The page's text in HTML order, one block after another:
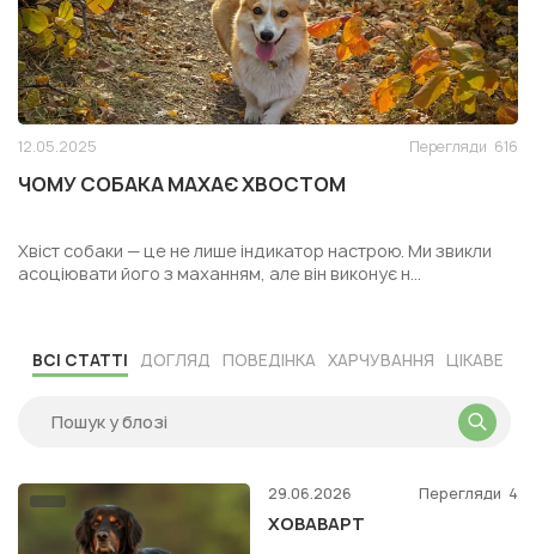
12.05.2025 Перегляди 616
ЧОМУ СОБАКА МАХАЄ ХВОСТОМ
Хвіст собаки — це не лише індикатор настрою. Ми звикли
асоціювати його з маханням, але він виконує н...
ВСІ СТАТТІ ДОГЛЯД ПОВЕДІНКА ХАРЧУВАННЯ ЦІКАВЕ
29.06.2026 Перегляди 4
ХОВАВАРТ